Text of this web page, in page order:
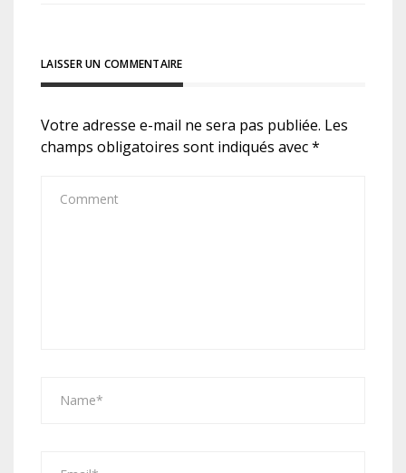
LAISSER UN COMMENTAIRE
Votre adresse e-mail ne sera pas publiée. Les
champs obligatoires sont indiqués avec*